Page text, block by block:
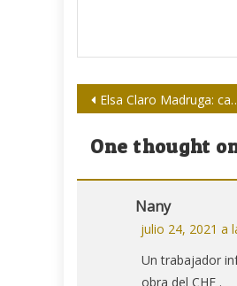
Navegación
de
Elsa Claro Madruga: campeadora del periodismo
One thought
Nany
julio 24, 2021 a
Un trabajador
obra del CHE .